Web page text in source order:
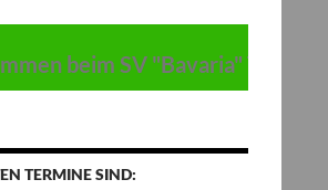
beim SV "Bavaria" Thulba
TERMINE SIND: